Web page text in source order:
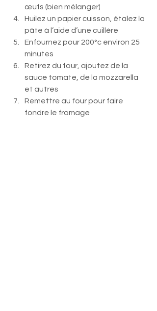
œufs (bien mélanger)
Huilez un papier cuisson, étalez la
pâte à l’aide d’une cuillère
Enfournez pour 200°c environ 25
minutes
Retirez du four, ajoutez de la
sauce tomate, de la mozzarella
et autres
Remettre au four pour faire
fondre le fromage